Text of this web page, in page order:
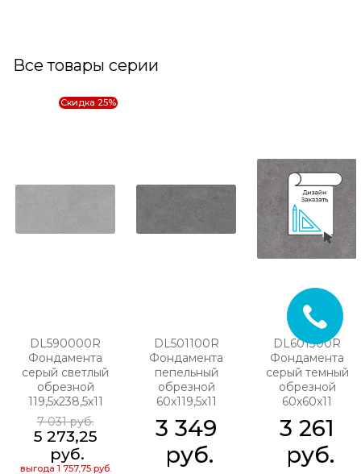
Все товары серии
Скидка 25%
DL590000R
Фондамента
серый светлый
обрезной
119,5х238,5х11
7 031 руб.
5 273,25
руб.
выгода 1 757,75 руб.
DL501100R
Фондамента
пепельный
обрезной
60х119,5х11
3 349
руб.
DL601300R
Фондамента
серый темный
обрезной
60х60х11
3 261
руб.